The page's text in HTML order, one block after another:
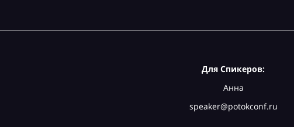
Для Спикеров:
Анна
speaker@potokconf.ru